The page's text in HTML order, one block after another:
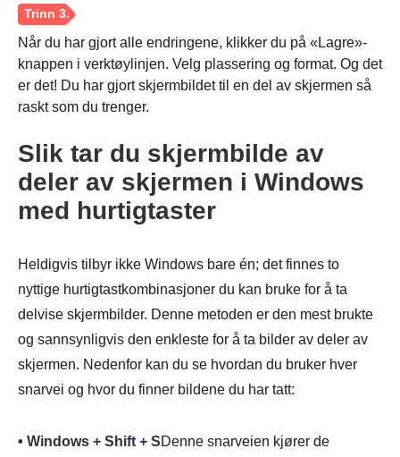
Steg 2.
Når du har gjort alle endringene, klikker du på «Lagre»-
knappen i verktøylinjen. Velg plassering og format. Og det
er det! Du har gjort skjermbildet til en del av skjermen så
raskt som du trenger.
Slik tar du skjermbilde av
deler av skjermen i Windows
med hurtigtaster
Heldigvis tilbyr ikke Windows bare én; det finnes to
nyttige hurtigtastkombinasjoner du kan bruke for å ta
delvise skjermbilder. Denne metoden er den mest brukte
og sannsynligvis den enkleste for å ta bilder av deler av
skjermen. Nedenfor kan du se hvordan du bruker hver
snarvei og hvor du finner bildene du har tatt:
• Windows + Shift + SDenne snarveien kjører de